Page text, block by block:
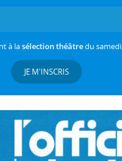
à lasélection théâtredu samedi
JE M'INSCRIS